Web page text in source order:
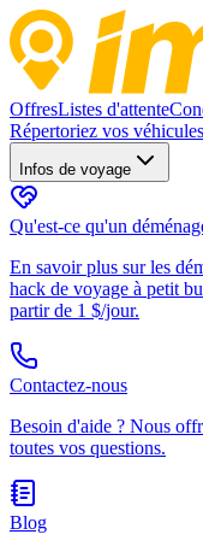
OffresListes d'attente
Répertoriez vos véhicules
Infos de voyage
Qu'est-ce qu'un
En savoir plus sur les
hack de voyage à petit
partir de 1 $/jour.
Contactez-nous
Besoin d'aide ? Nous
toutes vos questions.
Blog